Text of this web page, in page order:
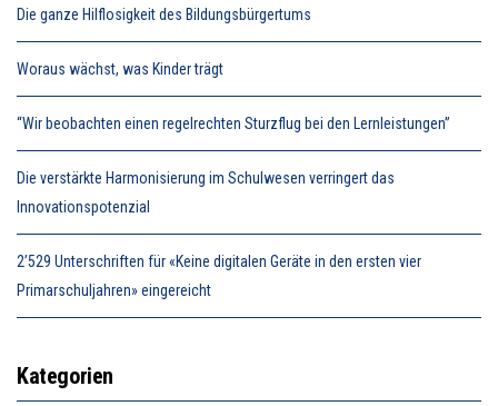
Die ganze Hilflosigkeit des Bildungsbürgertums
Woraus wächst, was Kinder trägt
“Wir beobachten einen regelrechten Sturzflug bei den Lernleistungen”
Die verstärkte Harmonisierung im Schulwesen verringert das
Innovationspotenzial
2’529 Unterschriften für «Keine digitalen Geräte in den ersten vier
Primarschuljahren» eingereicht
Kategorien